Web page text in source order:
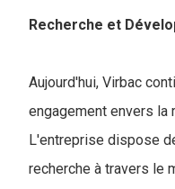
Recherche et
Aujourd'hui, Virbac
engagement envers la
L'entreprise dispose
recherche à travers le